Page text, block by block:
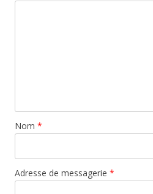
Nom *
Adresse de messagerie *